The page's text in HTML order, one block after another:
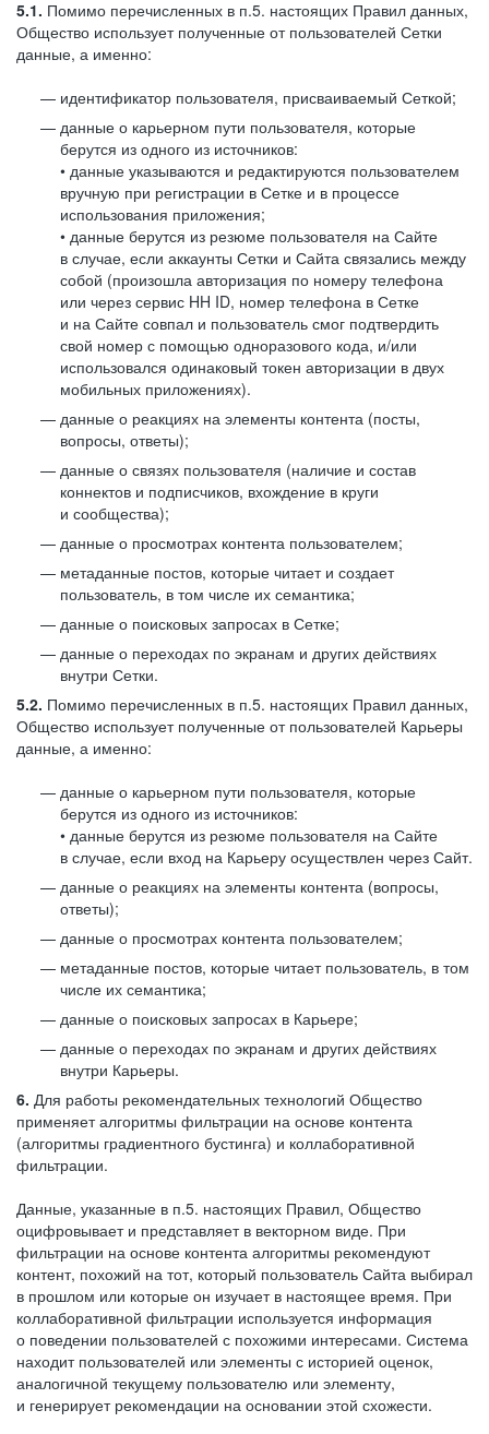
5.1. Помимо перечисленных в п.5. настоящих Правил данных,
Общество использует полученные от пользователей Сетки
данные, а именно:
идентификатор пользователя, присваиваемый Сеткой;
данные о карьерном пути пользователя, которые
берутся из одного из источников:
• данные указываются и редактируются пользователем
вручную при регистрации в Сетке и в процессе
использования приложения;
• данные берутся из резюме пользователя на Сайте
в случае, если аккаунты Сетки и Сайта связались между
собой (произошла авторизация по номеру телефона
или через сервис HH ID, номер телефона в Сетке
и на Сайте совпал и пользователь смог подтвердить
свой номер с помощью одноразового кода, и/или
использовался одинаковый токен авторизации в двух
мобильных приложениях).
данные о реакциях на элементы контента (посты,
вопросы, ответы);
данные о связях пользователя (наличие и состав
коннектов и подписчиков, вхождение в круги
и сообщества);
данные о просмотрах контента пользователем;
метаданные постов, которые читает и создает
пользователь, в том числе их семантика;
данные о поисковых запросах в Сетке;
данные о переходах по экранам и других действиях
внутри Сетки.
5.2. Помимо перечисленных в п.5. настоящих Правил данных,
Общество использует полученные от пользователей Карьеры
данные, а именно:
данные о карьерном пути пользователя, которые
берутся из одного из источников:
• данные берутся из резюме пользователя на Сайте
в случае, если вход на Карьеру осуществлен через Сайт.
данные о реакциях на элементы контента (вопросы,
ответы);
данные о просмотрах контента пользователем;
метаданные постов, которые читает пользователь, в том
числе их семантика;
данные о поисковых запросах в Карьере;
данные о переходах по экранам и других действиях
внутри Карьеры.
6. Для работы рекомендательных технологий Общество
применяет алгоритмы фильтрации на основе контента
(алгоритмы градиентного бустинга) и коллаборативной
фильтрации.
Данные, указанные в п.5. настоящих Правил, Общество
оцифровывает и представляет в векторном виде. При
фильтрации на основе контента алгоритмы рекомендуют
контент, похожий на тот, который пользователь Сайта выбирал
в прошлом или которые он изучает в настоящее время. При
коллаборативной фильтрации используется информация
о поведении пользователей с похожими интересами. Система
находит пользователей или элементы с историей оценок,
аналогичной текущему пользователю или элементу,
и генерирует рекомендации на основании этой схожести.